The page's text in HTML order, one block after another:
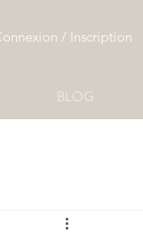
/ Inscription
BLOG